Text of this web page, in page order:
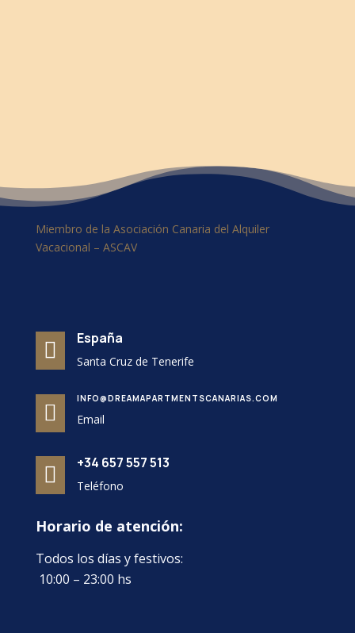
Miembro de la Asociación Canaria del Alquiler
Vacacional – ASCAV
 España
Santa Cruz de Tenerife

INFO@DREAMAPARTMENTSCANARIAS.COM
Email
 +34 657 557 513
Teléfono
Horario de atención:
Todos los días y festivos:
10:00 – 23:00 hs